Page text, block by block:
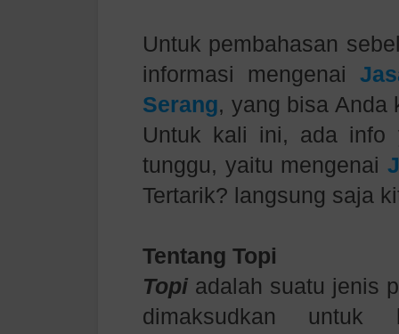
Untuk pembahasan
informasi mengenai
Serang, yang bisa Anda
Untuk kali ini, ada info
tunggu, yaitu mengenai
Tertarik? langsung saja
Tentang Topi
Topi adalah suatu jenis
dimaksudkan untuk